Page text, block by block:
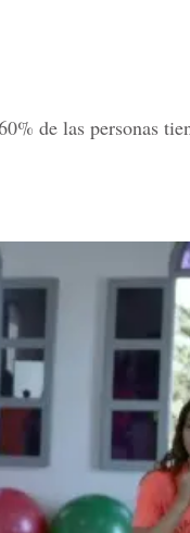
de las personas